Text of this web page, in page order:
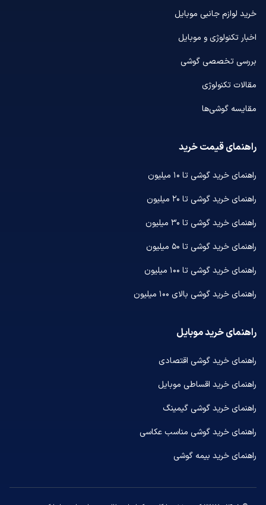
خرید لوازم جانبی موبایل
اخبار تکنولوژی و موبایل
بررسی تخصصی گوشی
مقالات تکنولوژی
مقایسه گوشی‌ها
راهنمای قیمت خرید
راهنمای خرید گوشی تا ۱۰ میلیون
راهنمای خرید گوشی تا ۲۰ میلیون
راهنمای خرید گوشی تا ۳۰ میلیون
راهنمای خرید گوشی تا ۵۰ میلیون
راهنمای خرید گوشی تا ۱۰۰ میلیون
راهنمای خرید گوشی بالای ۱۰۰ میلیون
راهنمای خرید موبایل
راهنمای خرید گوشی اقتصادی
راهنمای خرید اقساطی موبایل
راهنمای خرید گوشی گیمینگ
راهنمای خرید گوشی مناسب عکاسی
راهنمای خرید بیمه گوشی